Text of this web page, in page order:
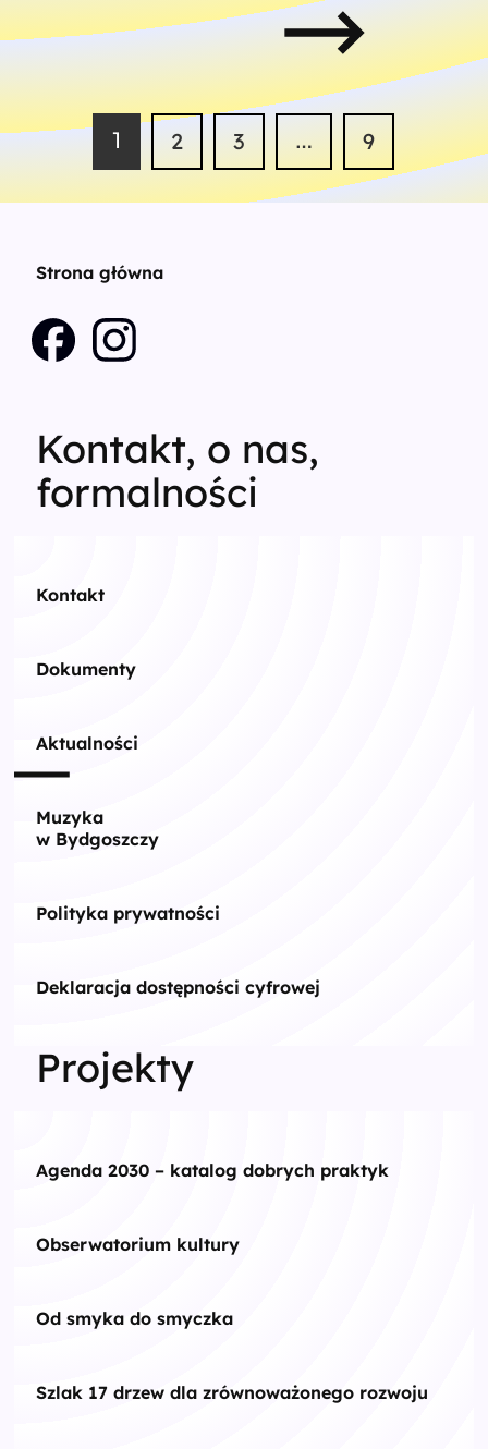
1 2 3 … 9
Strona główna
Kontakt, o nas,
formalności
Kontakt
Dokumenty
Aktualności
Muzyka
w Bydgoszczy
Polityka prywatności
Deklaracja dostępności cyfrowej
Projekty
Agenda 2030 – katalog dobrych praktyk
Obserwatorium kultury
Od smyka do smyczka
Szlak 17 drzew dla zrównoważonego rozwoju